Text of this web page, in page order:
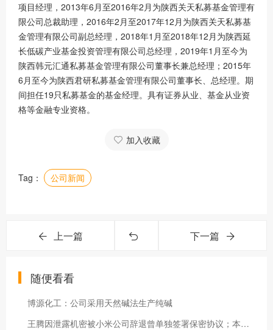
项目经理，2013年6月至2016年2月为陕西关天私募基金管理有
限公司总裁助理，2016年2月至2017年12月为陕西关天私募基
金管理有限公司副总经理，2018年1月至2018年12月为陕西延
长低碳产业基金投资管理有限公司总经理，2019年1月至今为
陕西韩元汇通私募基金管理有限公司董事长兼总经理；2015年
6月至今为陕西君研私募基金管理有限公司董事长、总经理。期
间担任19只私募基金的基金经理。具有证券从业、基金从业资
格等金融专业资格。
加入收藏
Tag： 公司新闻
上一篇 下一篇
随便看看
博源化工：公司采用天然碱法生产纯碱
王腾因泄露机密被小米公司辞退曾单独签署保密协议；本人最新回应：没有收人钱财有失职但没违法！律师…